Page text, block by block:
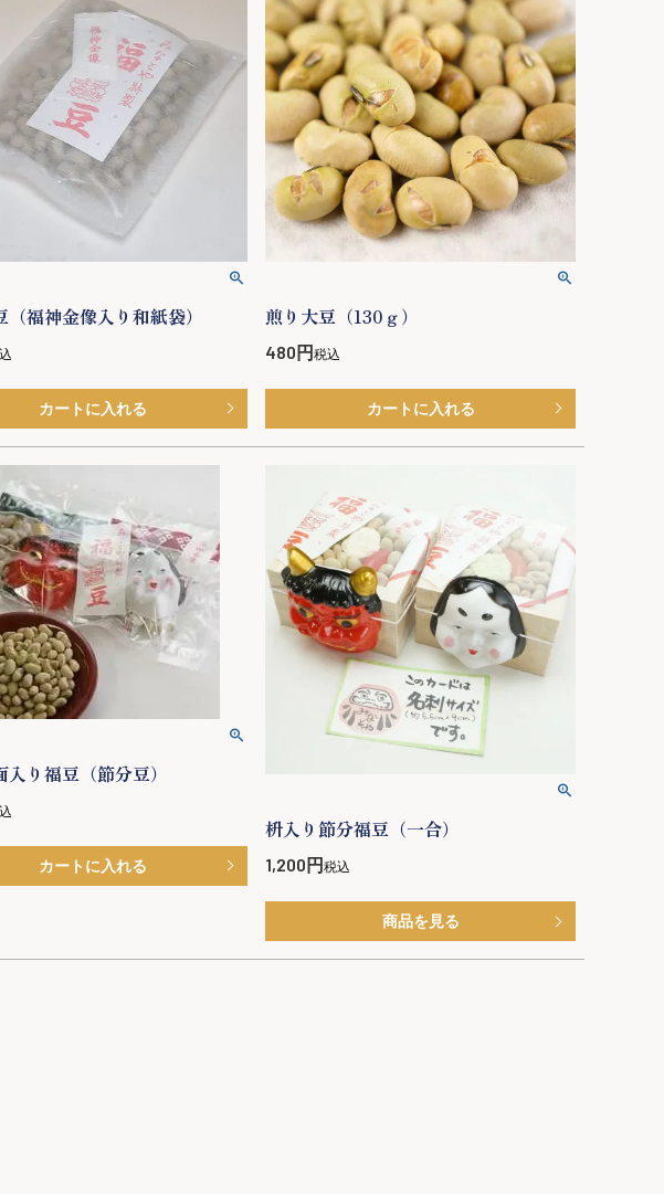
（福神金像入り和紙袋）
カートに入れる
煎り大豆（130ｇ）
480 税込
カートに入れる
入り福豆（節分豆）
カートに入れる
枡入り節分福豆（一合）
1,200 税込
商品を見る